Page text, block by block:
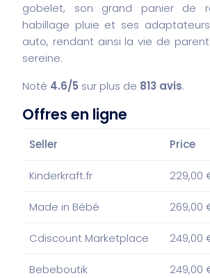
gobelet, son grand panier de
habillage pluie et ses
auto, rendant ainsi la vie de
sereine.
Noté 4.6/5 sur plus de 813 avis.
Offres en ligne
Seller Price
Kinderkraft.fr 229,00
Made in Bébé 269,00
Cdiscount Marketplace 249,00
Bebeboutik 249,00